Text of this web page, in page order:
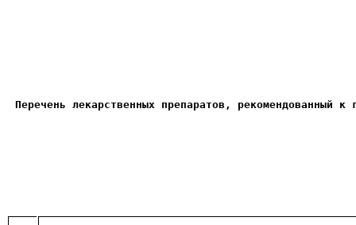
Перечень лекарственных препаратов, рекомендованный